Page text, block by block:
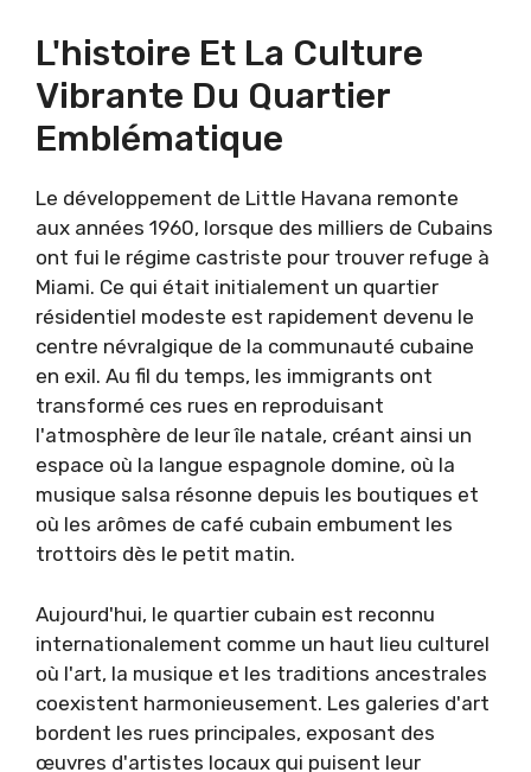
L'histoire Et La Culture
Vibrante Du Quartier
Emblématique
Le développement de Little Havana remonte
aux années 1960, lorsque des milliers de Cubains
ont fui le régime castriste pour trouver refuge à
Miami. Ce qui était initialement un quartier
résidentiel modeste est rapidement devenu le
centre névralgique de la communauté cubaine
en exil. Au fil du temps, les immigrants ont
transformé ces rues en reproduisant
l'atmosphère de leur île natale, créant ainsi un
espace où la langue espagnole domine, où la
musique salsa résonne depuis les boutiques et
où les arômes de café cubain embument les
trottoirs dès le petit matin.
Aujourd'hui, le quartier cubain est reconnu
internationalement comme un haut lieu culturel
où l'art, la musique et les traditions ancestrales
coexistent harmonieusement. Les galeries d'art
bordent les rues principales, exposant des
œuvres d'artistes locaux qui puisent leur